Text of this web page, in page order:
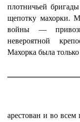
плотничьей
щепотку махорки.
войны —
невероятной
Махорка была
арестован и во всем